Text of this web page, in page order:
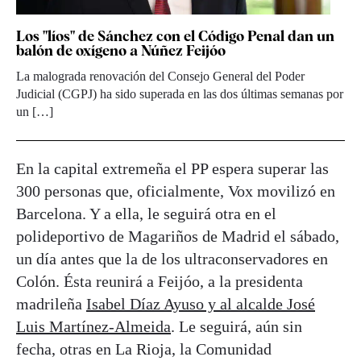
Los "líos" de Sánchez con el Código Penal dan un
balón de oxígeno a Núñez Feijóo
La malograda renovación del Consejo General del Poder
Judicial (CGPJ) ha sido superada en las dos últimas semanas por
un […]
En la capital extremeña el PP espera superar las
300 personas que, oficialmente, Vox movilizó en
Barcelona. Y a ella, le seguirá otra en el
polideportivo de Magariños de Madrid el sábado,
un día antes que la de los ultraconservadores en
Colón. Ésta reunirá a Feijóo, a la presidenta
madrileña Isabel Díaz Ayuso y al alcalde José
Luis Martínez-Almeida. Le seguirá, aún sin
fecha, otras en La Rioja, la Comunidad